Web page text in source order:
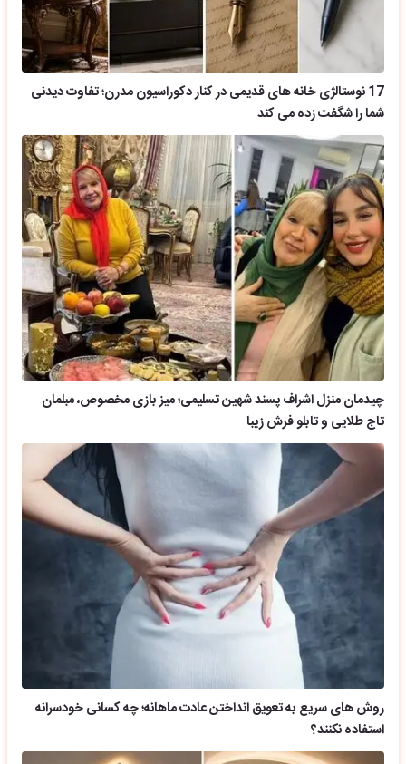
17 نوستالژی خانه های قدیمی در کنار دکوراسیون مدرن؛ تفاوت دیدنی
شما را شگفت زده می کند
چیدمان منزل اشراف پسند شهین تسلیمی؛ میز بازی مخصوص، مبلمان
تاج طلایی و تابلو فرش زیبا
روش های سریع به تعویق انداختن عادت ماهانه؛ چه کسانی خودسرانه
استفاده نکنند؟